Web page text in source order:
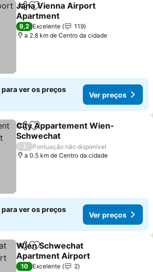
PartilharAdicionar aos favoritos
Jana Vienna Airport
Apartment
9,2 Excelente
119
a 2.8 km de Centro da cidade
ver os preços
Ver preços
PartilharAdicionar aos favoritos
City Appartement Wien-
Schwechat
/
Pontuação não disponível
a 0.5 km de Centro da cidade
ver os preços
Ver preços
PartilharAdicionar aos favoritos
Wien Schwechat
Apartment Airport
10 Excelente
2